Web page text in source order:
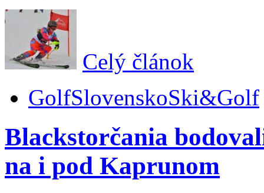
Celý článok
GolfSlovenskoSki&Golf
Blackstorčania
na i pod Kaprunom